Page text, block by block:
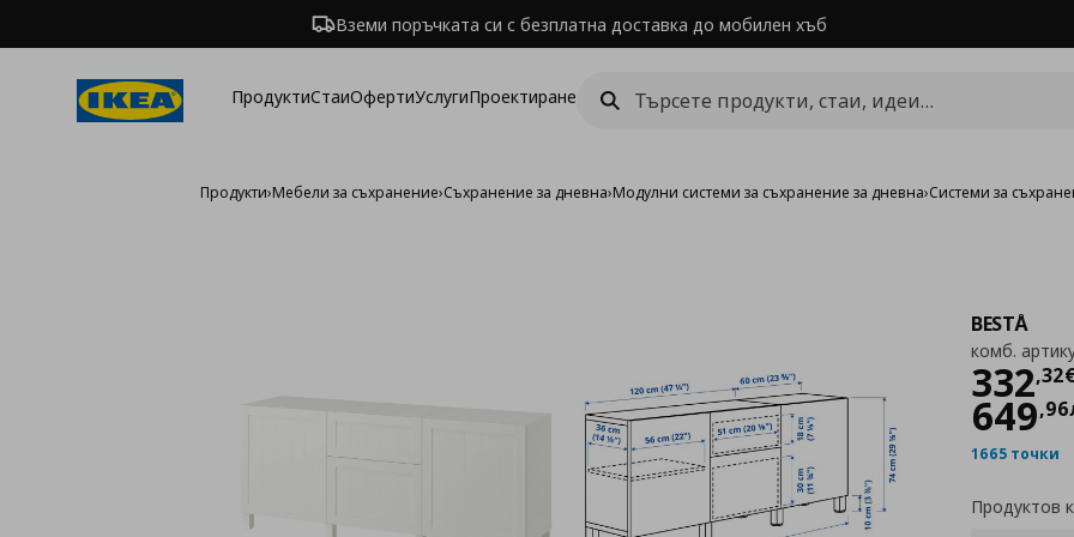
Вземи поръчката си с безплатна доставка до мобилен хъб
ПродуктиСтаиОфертиУслугиПроектиране
Продукти›Мебели за съхранение›Съхранение за дневна›Модулни системи за съхранение за дневна›Системи за
BESTÅ
комб.
332,32
649,96
1665 точки
Продуктов